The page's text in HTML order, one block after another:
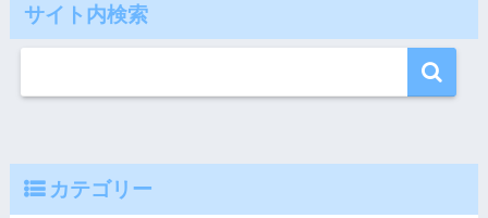
サイト内検索
カテゴリー